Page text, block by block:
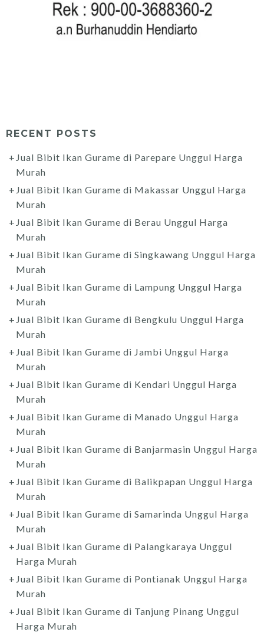
RECENT POSTS
Jual Bibit Ikan Gurame di Parepare Unggul Harga
Murah
Jual Bibit Ikan Gurame di Makassar Unggul Harga
Murah
Jual Bibit Ikan Gurame di Berau Unggul Harga
Murah
Jual Bibit Ikan Gurame di Singkawang Unggul Harga
Murah
Jual Bibit Ikan Gurame di Lampung Unggul Harga
Murah
Jual Bibit Ikan Gurame di Bengkulu Unggul Harga
Murah
Jual Bibit Ikan Gurame di Jambi Unggul Harga
Murah
Jual Bibit Ikan Gurame di Kendari Unggul Harga
Murah
Jual Bibit Ikan Gurame di Manado Unggul Harga
Murah
Jual Bibit Ikan Gurame di Banjarmasin Unggul Harga
Murah
Jual Bibit Ikan Gurame di Balikpapan Unggul Harga
Murah
Jual Bibit Ikan Gurame di Samarinda Unggul Harga
Murah
Jual Bibit Ikan Gurame di Palangkaraya Unggul
Harga Murah
Jual Bibit Ikan Gurame di Pontianak Unggul Harga
Murah
Jual Bibit Ikan Gurame di Tanjung Pinang Unggul
Harga Murah